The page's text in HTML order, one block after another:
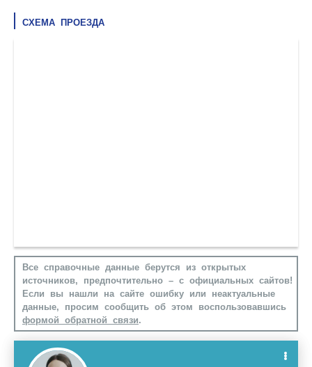
СХЕМА ПРОЕЗДА
Все справочные данные берутся из открытых
источников, предпочтительно – с официальных сайтов!
Если вы нашли на сайте ошибку или неактуальные
данные, просим сообщить об этом воспользовавшись
формой обратной связи.